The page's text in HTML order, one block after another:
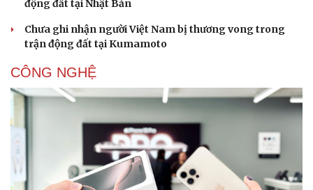
Thông tin doanh nghiệp
Doanh nhân
Vì cộng đồng
Trải nghiệm
động đất tại Nhật Bản
Chưa ghi nhận người Việt Nam bị thương vong trong
trận động đất tại Kumamoto
CÔNG NGHỆ